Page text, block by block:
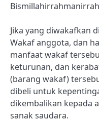
Jika yang diwakafkan
Wakaf anggota, dan
manfaat wakaf
keturunan, dan
(barang wakaf)
dibeli untuk
dikembalikan kepada
sanak saudara.